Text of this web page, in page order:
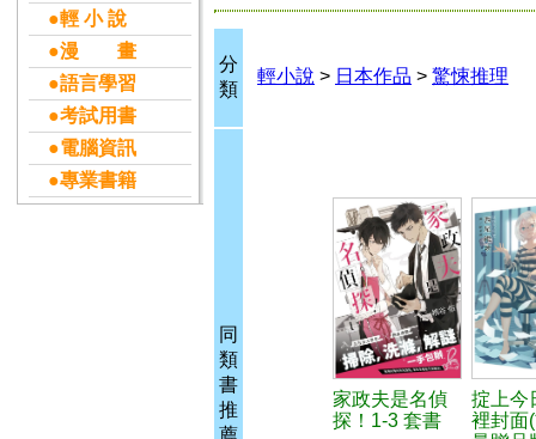
●輕 小 說
●漫 畫
●語言學習
●考試用書
●電腦資訊
●專業書籍
分
類
輕小說 > 日本作品 > 驚悚推理
同
類
書
推
薦
家政夫是名偵
探！1-3 套書
掟上今
裡封面